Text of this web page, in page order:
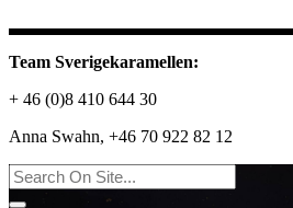
Team Sverigekaramellen:
+ 46 (0)8 410 644 30
Anna Swahn, +46 70 922 82 12